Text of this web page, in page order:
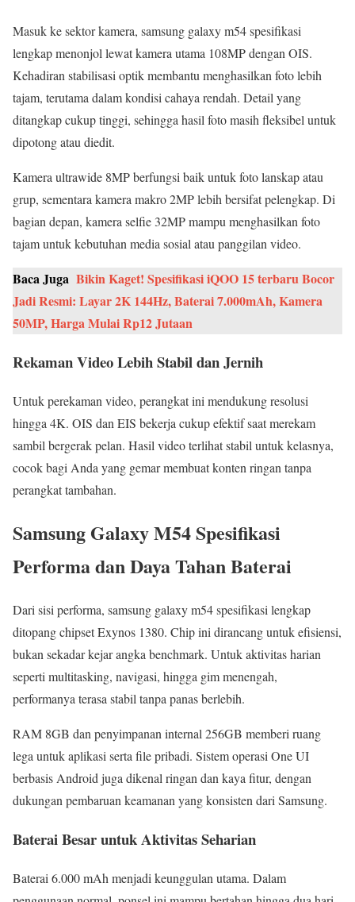
Masuk ke sektor kamera, samsung galaxy m54 spesifikasi
lengkap menonjol lewat kamera utama 108MP dengan OIS.
Kehadiran stabilisasi optik membantu menghasilkan foto lebih
tajam, terutama dalam kondisi cahaya rendah. Detail yang
ditangkap cukup tinggi, sehingga hasil foto masih fleksibel untuk
dipotong atau diedit.
Kamera ultrawide 8MP berfungsi baik untuk foto lanskap atau
grup, sementara kamera makro 2MP lebih bersifat pelengkap. Di
bagian depan, kamera selfie 32MP mampu menghasilkan foto
tajam untuk kebutuhan media sosial atau panggilan video.
Baca Juga Bikin Kaget! Spesifikasi iQOO 15 terbaru Bocor
Jadi Resmi: Layar 2K 144Hz, Baterai 7.000mAh, Kamera
50MP, Harga Mulai Rp12 Jutaan
Rekaman Video Lebih Stabil dan Jernih
Untuk perekaman video, perangkat ini mendukung resolusi
hingga 4K. OIS dan EIS bekerja cukup efektif saat merekam
sambil bergerak pelan. Hasil video terlihat stabil untuk kelasnya,
cocok bagi Anda yang gemar membuat konten ringan tanpa
perangkat tambahan.
Samsung Galaxy M54 Spesifikasi
Performa dan Daya Tahan Baterai
Dari sisi performa, samsung galaxy m54 spesifikasi lengkap
ditopang chipset Exynos 1380. Chip ini dirancang untuk efisiensi,
bukan sekadar kejar angka benchmark. Untuk aktivitas harian
seperti multitasking, navigasi, hingga gim menengah,
performanya terasa stabil tanpa panas berlebih.
RAM 8GB dan penyimpanan internal 256GB memberi ruang
lega untuk aplikasi serta file pribadi. Sistem operasi One UI
berbasis Android juga dikenal ringan dan kaya fitur, dengan
dukungan pembaruan keamanan yang konsisten dari Samsung.
Baterai Besar untuk Aktivitas Seharian
Baterai 6.000 mAh menjadi keunggulan utama. Dalam